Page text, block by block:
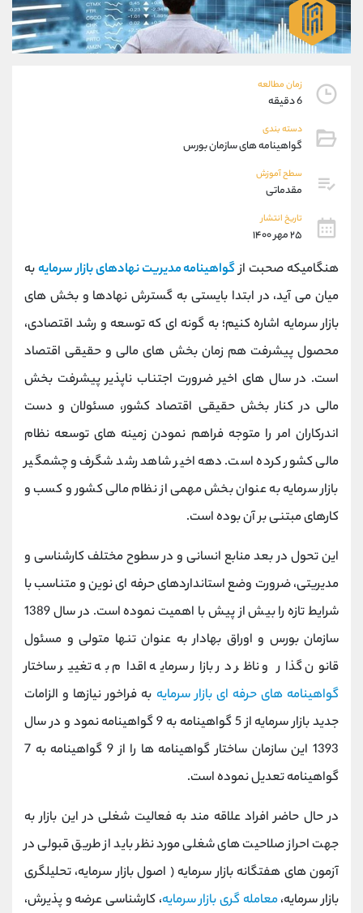
زمان مطالعه
6 دقیقه
دسته بندی
گواهینامه های سازمان بورس
سطح آموزش
مقدماتی
تاریخ انتشار
۲۵ مهر ۱۴۰۰
هنگامیکه صحبت ازگواهینامه مدیریت نهادهای بازار سرمایهبه
میان می آید، در ابتدا بایستی به گسترش نهادها و بخش های
بازار سرمایه اشاره کنیم؛ به گونه ای که توسعه و رشد اقتصادی،
محصول پیشرفت هم زمان بخش های مالی و حقیقی اقتصاد
است. در سال های اخیر ضرورت اجتناب ناپذیر پیشرفت بخش
مالی در کنار بخش حقیقی اقتصاد کشور، مسئولان و دست
اندرکاران امر را متوجه فراهم نمودن زمینه های توسعه نظام
مالی کشور کرده است. دهه اخیر شاهد رشد شگرف و چشمگیر
بازار سرمایه به عنوان بخش مهمی از نظام مالی کشور و کسب و
کارهای مبتنی بر آن بوده است.
این تحول در بعد منابع انسانی و در سطوح مختلف کارشناسی و
مدیریتی، ضرورت وضع استانداردهای حرفه ای نوین و متناسب با
شرایط تازه را بیش از پیش با اهمیت نموده است. در سال 1389
سازمان بورس و اوراق بهادار به عنوان تنها متولی و مسئول
قانون گذار و ناظر در بازار سرمایه اقدام به تغییر ساختار
گواهینامه های حرفه ای بازار سرمایه به فراخور نیازها و الزامات
جدید بازار سرمایه از 5 گواهینامه به 9 گواهینامه نمود و در سال
1393 این سازمان ساختار گواهینامه ها را از 9 گواهینامه به 7
گواهینامه تعدیل نموده است.
در حال حاضر افراد علاقه مند به فعالیت شغلی در این بازار به
جهت احراز صلاحیت های شغلی مورد نظر باید از طریق قبولی در
آزمون های هفتگانه بازار سرمایه ( اصول بازار سرمایه، تحلیلگری
بازار سرمایه،معامله گری بازار سرمایه، کارشناسی عرضه و پذیرش،
09927779040
واتساپ شروع گفتگو
تلگرام @Armteam_admin_por
پشتیبان فروش
موبایل
اطلاعات تماس
تلفن 021-22021030
021-22021040
بدون پیش شماره
اینستاگرام @alireza.mehrabii
کانال تلگرام @alirezamehrabi_com
@alirezamehrabi_official